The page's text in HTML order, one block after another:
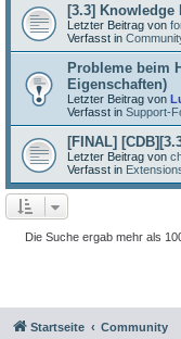
[3.3]
Letzter Beitrag von
Verfasst in
Probleme beim
Eigenschaften)
Letzter Beitrag von
Verfasst in Support-
[FINAL]
Letzter Beitrag von
Verfasst in
Die Suche ergab mehr als
Startseite Community